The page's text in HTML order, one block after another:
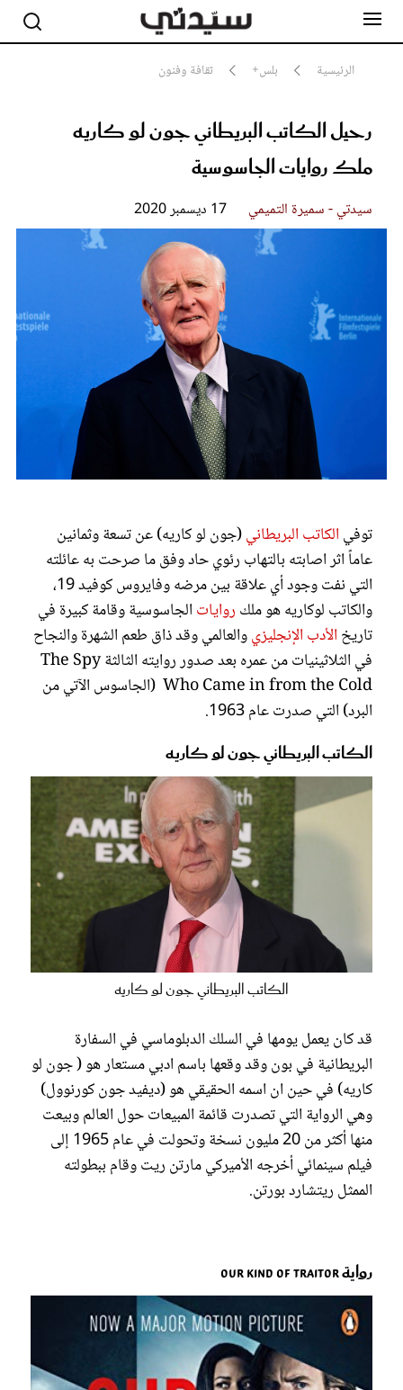
الرئيسية بلس+ ثقافة وفنون
رحيل الكاتب البريطاني جون لو كاريه
ملك روايات الجاسوسية
سيدتي - سميرة التميمي 17 ديسمبر 2020
توفي الكاتب البريطاني(جون لو كاريه) عن تسعة وثمانين
عاماً اثر اصابته بالتهاب رئوي حاد وفق ما صرحت به عائلته
التي نفت وجود أي علاقة بين مرضه وفايروس كوفيد 19،
والكاتب لوكاريه هو ملك روايات الجاسوسية وقامة كبيرة في
تاريخ الأدب الإنجليزيوالعالمي وقد ذاق طعم الشهرة والنجاح
في الثلاثينيات من عمره بعد صدور روايته الثالثة The Spy
Who Came in from the Cold (الجاسوس الآتي من
البرد) التي صدرت عام 1963.
الكاتب البريطاني جون لو كاريه
الكاتب البريطاني جون لو كاريه
قد كان يعمل يومها في السلك الدبلوماسي في السفارة
البريطانية في بون وقد وقعها باسم ادبي مستعار هو ( جون لو
كاريه) في حين ان اسمه الحقيقي هو (ديفيد جون كورنوول)
وهي الرواية التي تصدرت قائمة المبيعات حول العالم وبيعت
منها أكثر من 20 مليون نسخة وتحولت في عام 1965 إلى
فيلم سينمائي أخرجه الأميركي مارتن ريت وقام ببطولته
الممثل ريتشارد بورتن.
رواية Our Kind of Traitor
مشاهير
جمال
سيدتي وطفلك
لايف ستايل
مطبخ سيدتي
مقالات الرأي
عروس سيدتي
مجلة سيدتي
غلاف رفمي